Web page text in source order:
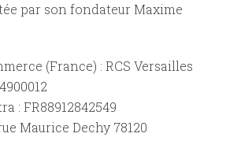
par son fondateur Maxime
(France) : RCS Versailles
: FR88912842549
Maurice Dechy 78120